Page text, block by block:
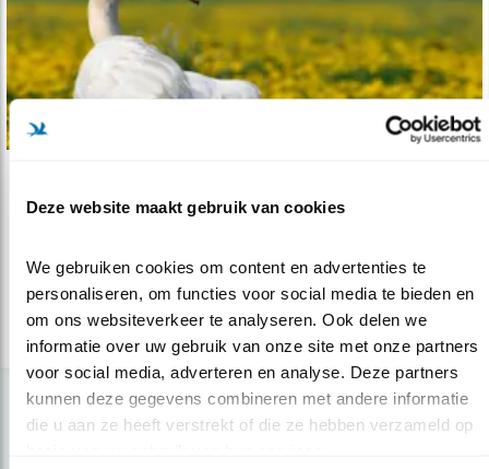
Deze website maakt gebruik van cookies
We gebruiken cookies om content en advertenties te
personaliseren, om functies voor social media te bieden en
om ons websiteverkeer te analyseren. Ook delen we
informatie over uw gebruik van onze site met onze partners
voor social media, adverteren en analyse. Deze partners
kunnen deze gegevens combineren met andere informatie
die u aan ze heeft verstrekt of die ze hebben verzameld op
21.03.16Uitzendingen over zwanen